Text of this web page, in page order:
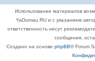
Использование материалов
YaDumau.RU и с указанием
ответственность несут
сообщения,
Создано на основе phpBB® Forum